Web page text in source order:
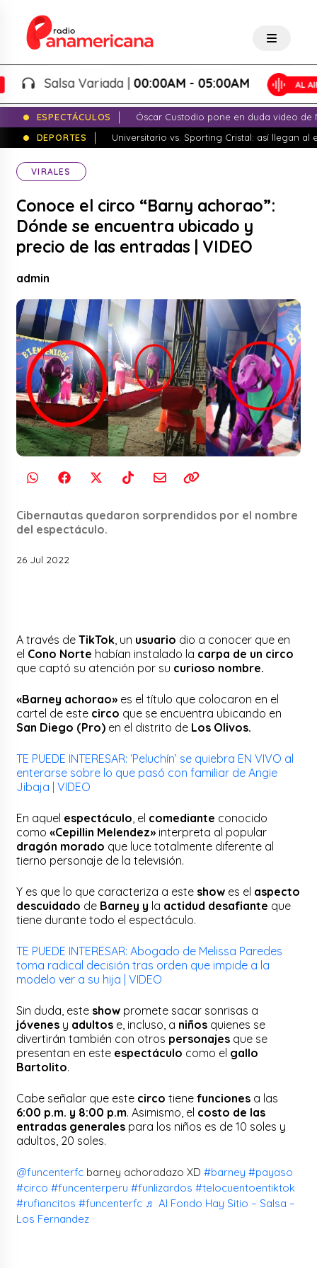
Salsa Variada |00:00AM - 05:00AM
ESPECTÁCULOS
Óscar Custodio pone en duda video de
DEPORTES
Universitario vs. Sporting Cristal: así llegan al
VIRALES
Conoce el circo “Barny achorao”:
Dónde se encuentra ubicado y
precio de las entradas | VIDEO
admin
Cibernautas quedaron sorprendidos por el nombre
del espectáculo.
26 Jul 2022
A través deTikTok , un usuario dio a conocer que en
el Cono Norte habían instalado la carpa de un circo
que captó su atención por su curioso nombre.
«Barney achorao» es el título que colocaron en el
cartel de este circo que se encuentra ubicando en
San Diego (Pro) en el distrito de Los Olivos.
TE PUEDE INTERESAR: ‘Peluchín’ se quiebra EN VIVO al
enterarse sobre lo que pasó con familiar de Angie
Jibaja | VIDEO
En aquel espectáculo , el comediante conocido
como«Cepillin Melendez» interpreta al popular
dragón morado que luce totalmente diferente al
tierno personaje de la televisión.
Y es que lo que caracteriza a este show es el aspecto
descuidado de Barney y la actidud desafiante que
tiene durante todo el espectáculo.
TE PUEDE INTERESAR: Abogado de Melissa Paredes
toma radical decisión tras orden que impide a la
modelo ver a su hija | VIDEO
Sin duda, este show promete sacar sonrisas a
jóvenes y adultos e, incluso, a niños quienes se
divertirán también con otros personajes que se
presentan en este espectáculo como el gallo
Bartolito.
Cabe señalar que este circotienefunciones a las
6:00 p.m. y 8:00 p.m. Asimismo, el costo de las
entradas generales para los niños es de 10 soles y
adultos, 20 soles.
@funcenterfc barney achoradazo XD#barney #payaso
#circo #funcenterperu #funlizardos #telocuentoentiktok
#rufiancitos #funcenterfc ♬ Al Fondo Hay Sitio – Salsa –
Los Fernandez